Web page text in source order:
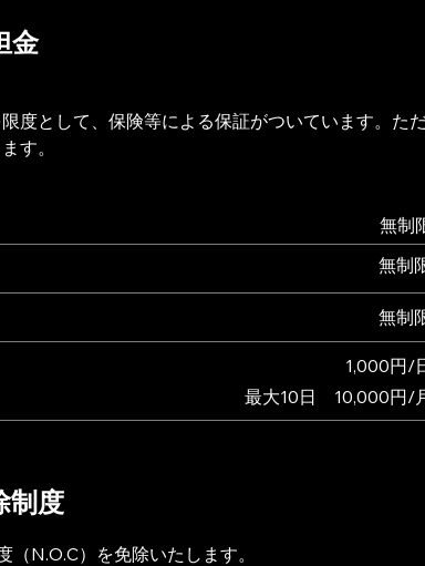
金
度として、保険等による保証がついています。た
す。
無制
無制
無制
​1,000円/
最大10日 10,000円/
制度
N.O.C）を免除いたします。